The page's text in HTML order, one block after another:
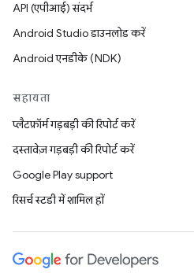
API (एपीआई) संदर्भ
Android Studio डाउनलोड करें
Android एनडीके (NDK)
सहायता
प्लैटफ़ॉर्म गड़बड़ी की रिपोर्ट करें
दस्तावेज़ गड़बड़ी की रिपोर्ट करें
Google Play support
रिसर्च स्टडी में शामिल हों